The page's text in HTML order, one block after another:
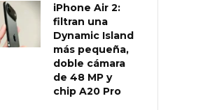
iPhone Air 2:
filtran una
Dynamic Island
más pequeña,
doble cámara
de 48 MP y
chip A20 Pro